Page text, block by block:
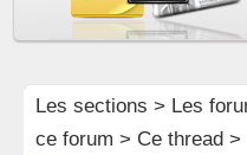
Les sections > Les
ce forum > Ce thread >